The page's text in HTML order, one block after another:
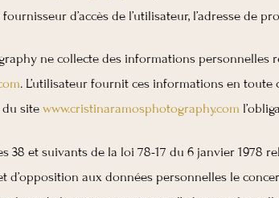
fournisseur d’accès de l’utilisateur, l’adresse de
ne collecte des informations
. L’utilisateur fournit ces informations en toute
du site www.cristinaramosphotography.com
et suivants de la loi 78-17 du 6 janvier 1978
d’opposition aux données personnelles le